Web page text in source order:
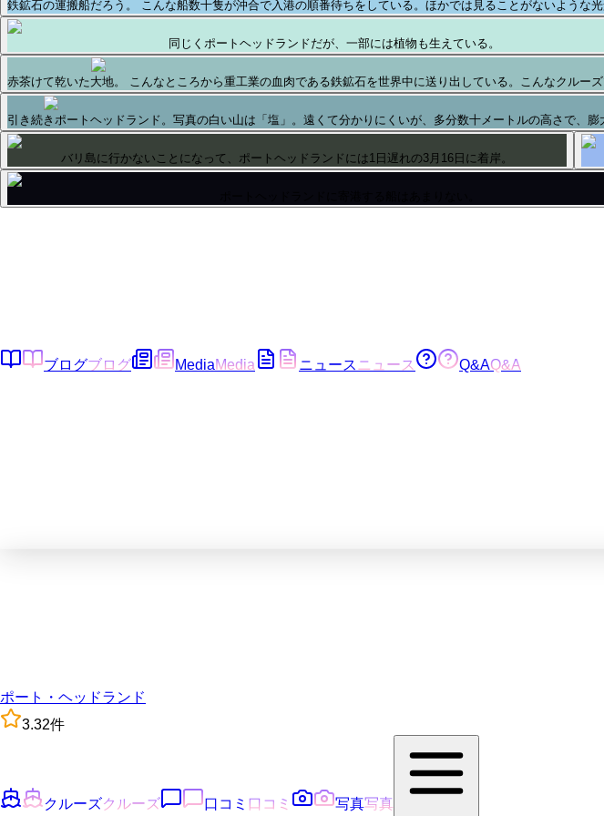
鉄鉱石の運搬船だろう。 こんな船数十隻が沖合で入港の順番待ちをしている。ほかでは見ることがないような光
同じくポートヘッドランドだが、一部には植物も生えている。
赤茶けて乾いた大地。 こんなところから重工業の血肉である鉄鉱石を世界中に送り出している。こんなクルー
引き続きポートヘッドランド。写真の白い山は「塩」。遠くて分かりにくいが、多分数十メートルの高さで、
バリ島に行かないことになって、ポートヘッドランドには1日遅れの3月16日に着岸。
ブログブログ MediaMedia ニュース ニュース Q&AQ&A
ポート・ヘッドランド
3.32件
クルーズクルーズ 口コミ 口コミ 写真写真